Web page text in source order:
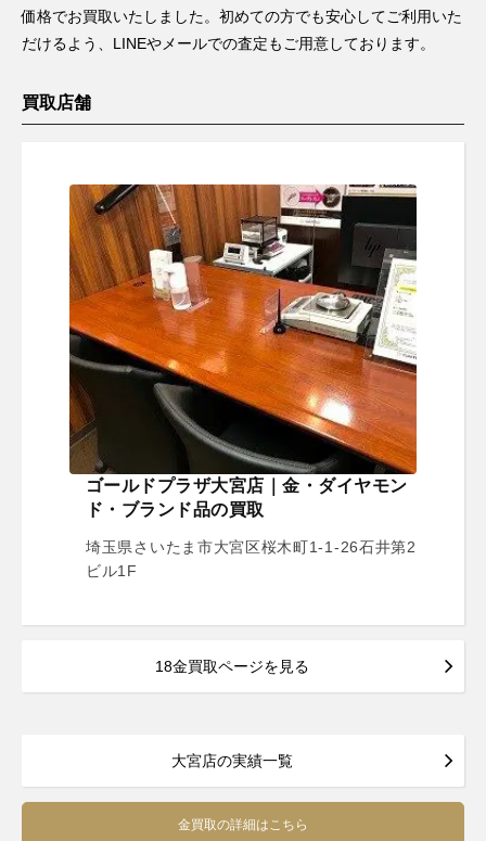
価格でお買取いたしました。初めての方でも安心してご利用いた
だけるよう、LINEやメールでの査定もご用意しております。
買取店舗
ゴールドプラザ大宮店｜金・ダイヤモン
ド・ブランド品の買取
埼玉県さいたま市大宮区桜木町1-1-26石井第2
ビル1F
18金買取ページを見る
大宮店の実績一覧
金買取の詳細はこちら